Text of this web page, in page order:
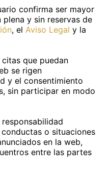
Edad: 63 años
confirma ser mayor
y sin reservas de
, el Aviso Legal y la
que puedan
se rigen
y el consentimiento
sin participar en modo
o situaciones
en la web,
entre las partes